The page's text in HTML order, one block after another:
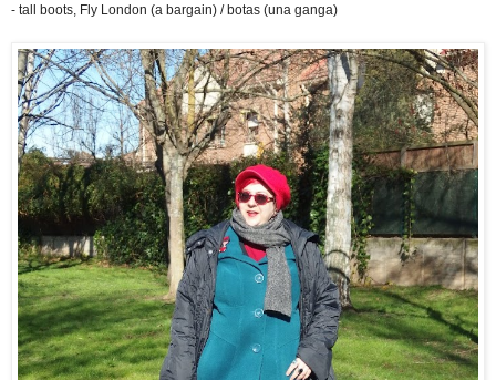
- tall boots, Fly London (a bargain) / botas (una ganga)